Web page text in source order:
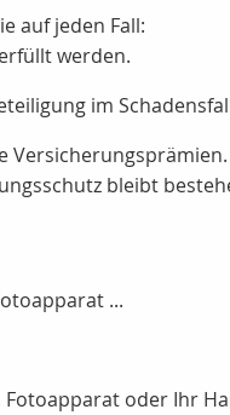
auf jeden Fall:
werden.
im
bleibt
...
oder Ihr